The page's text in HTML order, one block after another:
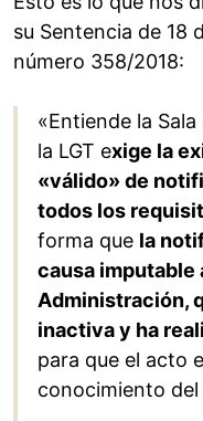
su Sentencia de 18
número 358/2018:
«Entiende la
la LGT exige la
«válido» de
todos los
forma que la
causa imputable
Administración,
inactiva y ha
para que el acto
conocimiento